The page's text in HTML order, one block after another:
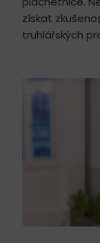
získat
truhlářských